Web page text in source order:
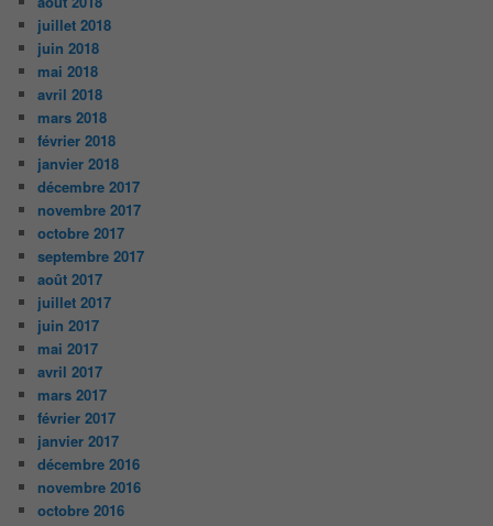
juillet 2018
juin 2018
mai 2018
avril 2018
mars 2018
février 2018
janvier 2018
décembre 2017
novembre 2017
octobre 2017
septembre 2017
août 2017
juillet 2017
juin 2017
mai 2017
avril 2017
mars 2017
février 2017
janvier 2017
décembre 2016
novembre 2016
octobre 2016